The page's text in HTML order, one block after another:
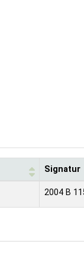
Signatur
2004 B